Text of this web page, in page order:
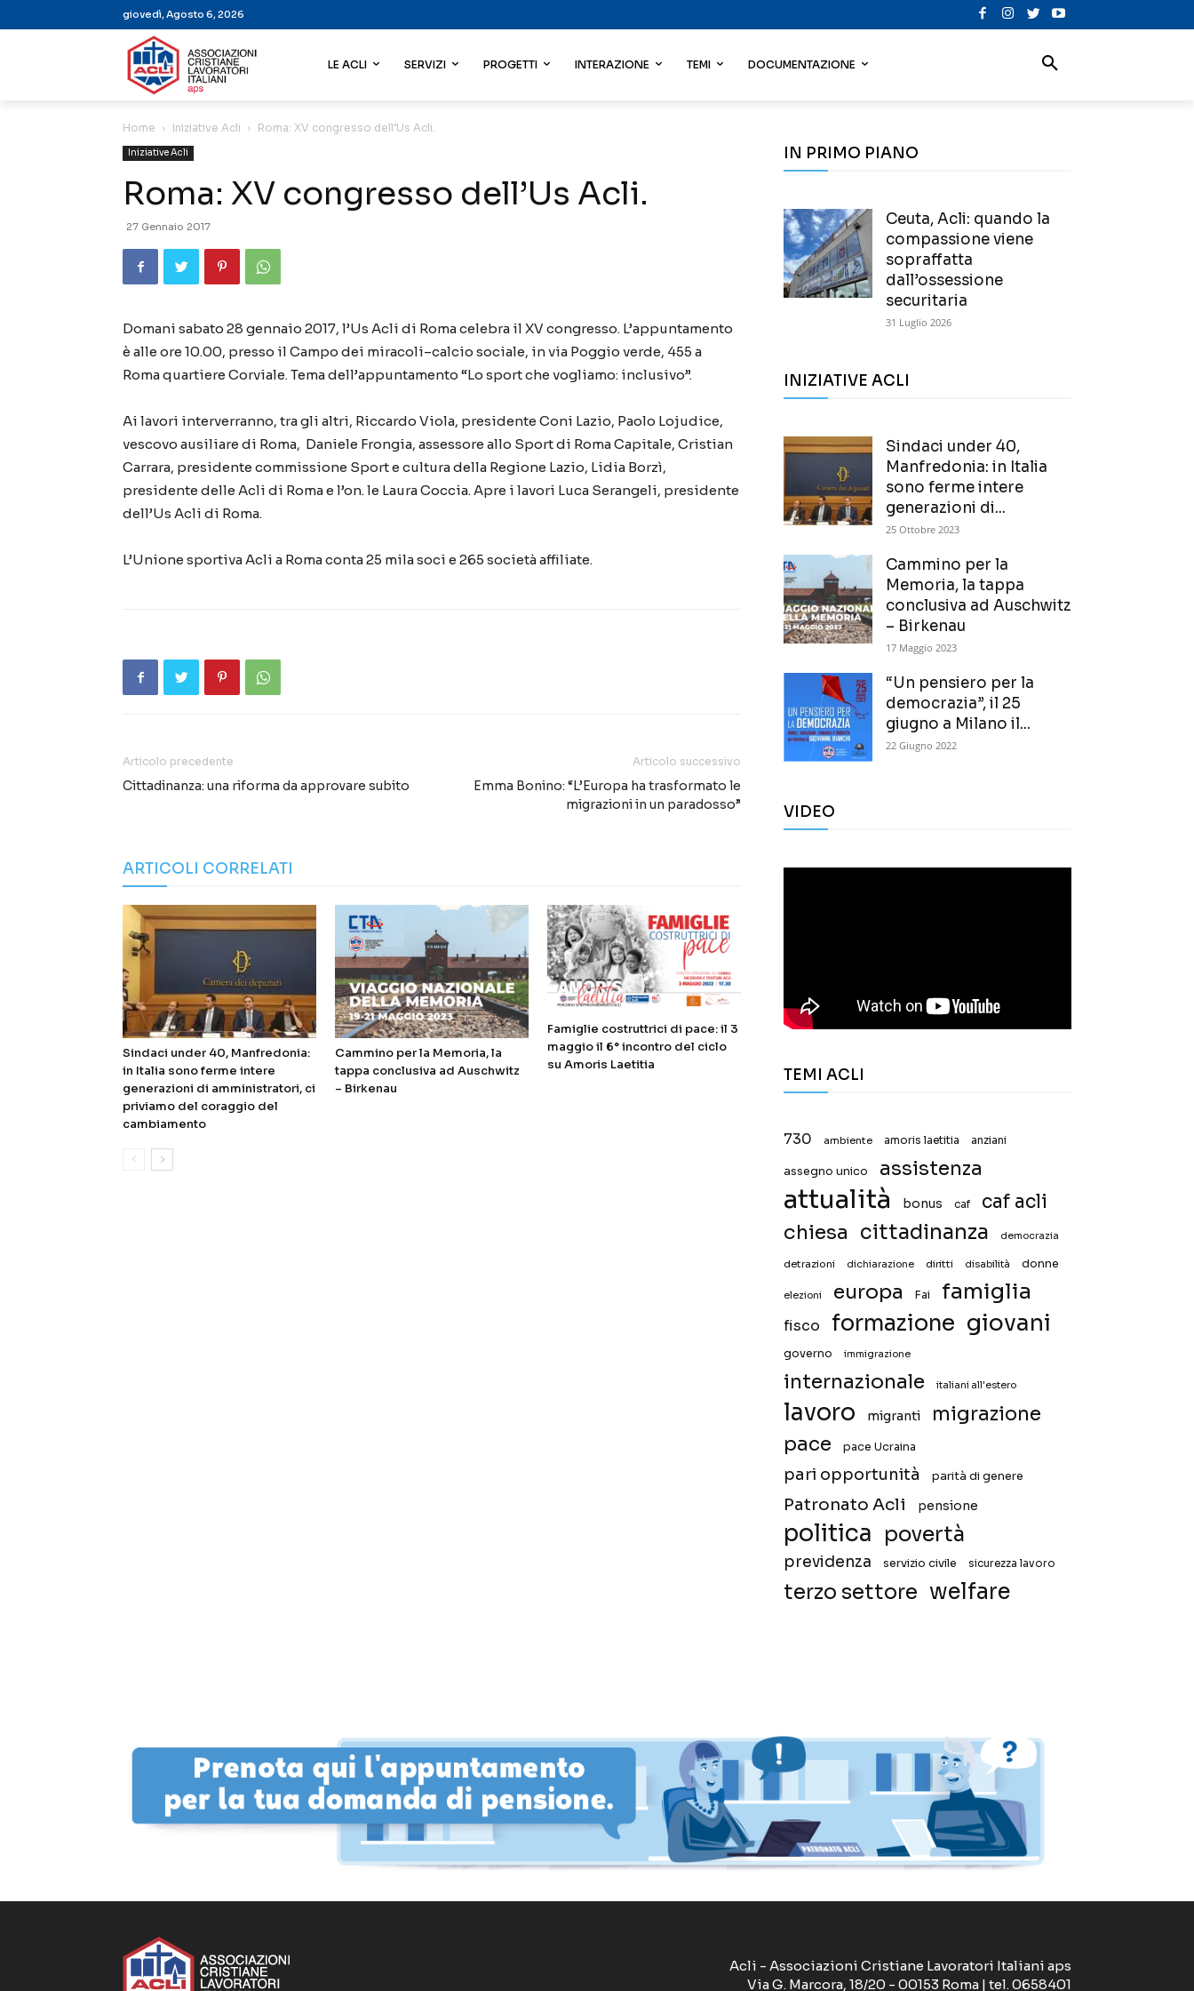
giovedì, Agosto 6, 2026
LE ACLI SERVIZI PROGETTI INTERAZIONE TEMI DOCUMENTAZIONE
Home Iniziative Acli Roma: XV congresso dell’Us Acli.
Iniziative Acli
Roma: XV congresso dell’Us Acli.
27 Gennaio 2017
Domani sabato 28 gennaio 2017, l’Us Acli di Roma celebra il XV congresso. L’appuntamento
è alle ore 10.00, presso il Campo dei miracoli–calcio sociale, in via Poggio verde, 455 a
Roma quartiere Corviale. Tema dell’appuntamento “Lo sport che vogliamo: inclusivo”.
Ai lavori interverranno, tra gli altri, Riccardo Viola, presidente Coni Lazio, Paolo Lojudice,
vescovo ausiliare di Roma, Daniele Frongia, assessore allo Sport di Roma Capitale, Cristian
Carrara, presidente commissione Sport e cultura della Regione Lazio, Lidia Borzì,
presidente delle Acli di Roma e l’on. le Laura Coccia. Apre i lavori Luca Serangeli, presidente
dell’Us Acli di Roma.
L’Unione sportiva Acli a Roma conta 25 mila soci e 265 società affiliate.
Articolo precedente
Cittadinanza: una riforma da approvare subito
Articolo successivo
Emma Bonino: “L’Europa ha trasformato le
migrazioni in un paradosso”
ARTICOLI CORRELATI
Sindaci under 40, Manfredonia:
in Italia sono ferme intere
generazioni di amministratori, ci
priviamo del coraggio del
cambiamento
Cammino per la Memoria, la
tappa conclusiva ad Auschwitz
– Birkenau
Famiglie costruttrici di pace: il 3
maggio il 6° incontro del ciclo
su Amoris Laetitia
IN PRIMO PIANO
Ceuta, Acli: quando la
compassione viene
sopraffatta
dall’ossessione
securitaria
31 Luglio 2026
INIZIATIVE ACLI
Sindaci under 40,
Manfredonia: in Italia
sono ferme intere
generazioni di...
25 Ottobre 2023
Cammino per la
Memoria, la tappa
conclusiva ad Auschwitz
– Birkenau
17 Maggio 2023
“Un pensiero per la
democrazia”, il 25
giugno a Milano il...
22 Giugno 2022
VIDEO
TEMI ACLI
730 ambiente amoris laetitia anziani
assegno unico assistenza
attualità bonus caf caf acli
chiesa cittadinanza democrazia
detrazioni dichiarazione diritti disabilità donne
elezioni europa Fai famiglia
fisco formazione giovani
governo immigrazione
internazionale italiani all'estero
lavoro migranti
migrazione
pace
pace Ucraina
pari opportunità parità di genere
Patronato Acli pensione
politica povertà
previdenza servizio civile sicurezza lavoro
terzo settore welfare
Acli - Associazioni Cristiane Lavoratori Italiani aps
Via G. Marcora, 18/20 - 00153 Roma | tel. 0658401